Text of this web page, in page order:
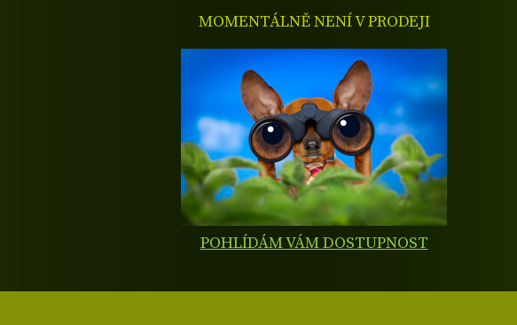
MOMENTÁLNĚ NENÍ V PRODEJI
POHLÍDÁM VÁM DOSTUPNOST